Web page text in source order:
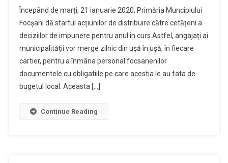
Începând de marți, 21 ianuarie 2020, Primăria Muncipiului
Focșani dă startul acțiunilor de distribuire către cetățeni a
deciziilor de impunere pentru anul în curs.Astfel, angajați ai
municipalității vor merge zilnic din ușă în ușă, în fiecare
cartier, pentru a înmâna personal focsanenilor
documentele cu obligatiile pe care acestia le au fata de
bugetul local. Aceasta […]
Continue Reading